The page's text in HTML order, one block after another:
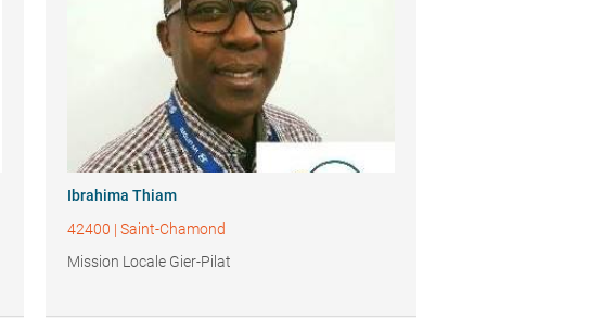
Ibrahima Thiam
42400 |Saint-Chamond
Mission Locale Gier-Pilat